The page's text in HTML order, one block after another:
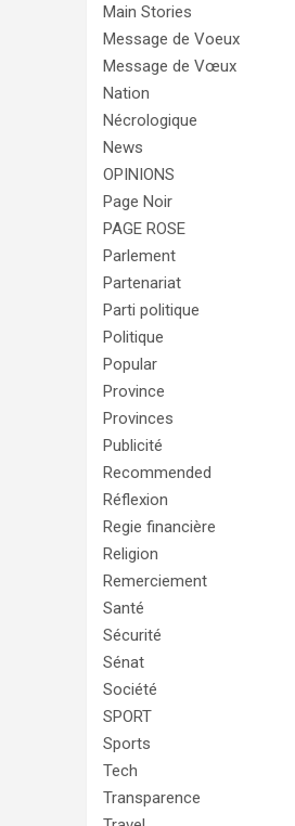
Main Stories
Message de Voeux
Message de Vœux
Nation
Nécrologique
News
OPINIONS
Page Noir
PAGE ROSE
Parlement
Partenariat
Parti politique
Politique
Popular
Province
Provinces
Publicité
Recommended
Réflexion
Regie financière
Religion
Remerciement
Santé
Sécurité
Sénat
Société
SPORT
Sports
Tech
Transparence